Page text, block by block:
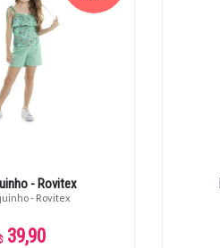
- Rovitex
- Rovitex
39,90